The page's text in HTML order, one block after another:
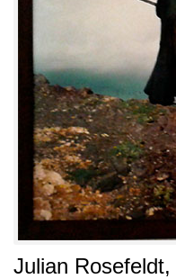
Julian Rosefeldt,